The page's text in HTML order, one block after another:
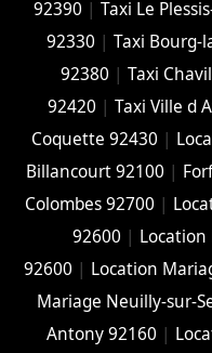
92390 | Taxi Le
92330 | Taxi Bourg-
92380 |Taxi
92420 | Taxi Ville d
Coquette 92430 |
Billancourt 92100 |
Colombes 92700 |
92600 |
92600 | Location
Mariage Neuilly-sur-
Antony 92160 |